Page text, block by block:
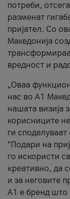
потреби,
разменат
пријател. Со
Македонија
вредност и
„Оваа
нас во А1
нашата визија
корисниците
ги
“Подари на
го искористи
креативно, да
и за неговите
А1 е бренд што